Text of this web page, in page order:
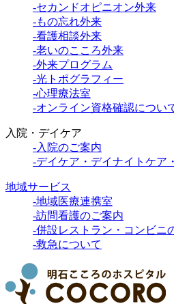
-セカンドオピニオン外来
-もの忘れ外来
-看護相談外来
-老いのこころ外来
-外来プログラム
-光トポグラフィー
-心理療法室
-オンライン資格確認につい
入院・デイケア
-入院のご案内
-デイケア・デイナイトケア
地域サービス
-地域医療連携室
-訪問看護のご案内
-併設レストラン・コンビニ
-救急について